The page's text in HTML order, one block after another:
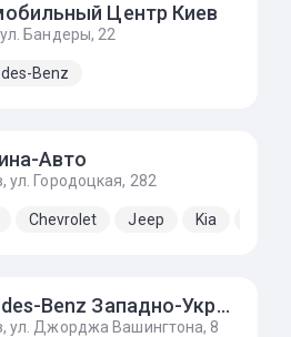
Центр Киев
Бандеры, 22
Benz
Авто
ул. Городоцкая, 282
Chevrolet Jeep Kia
Mercedes-Benz Западно-Украинский Автомобильный Дом
ул. Джорджа Вашингтона, 8